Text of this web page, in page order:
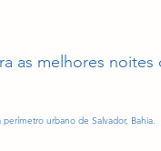
as melhores noites
urbano de Salvador, Bahia.